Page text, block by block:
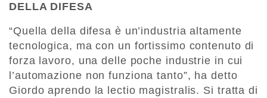
DELLA DIFESA
“Quella della difesa è un’industria altamente
tecnologica, ma con un fortissimo contenuto di
forza lavoro, una delle poche industrie in cui
l’automazione non funziona tanto”, ha detto
Giordo aprendo la lectio magistralis. Si tratta di